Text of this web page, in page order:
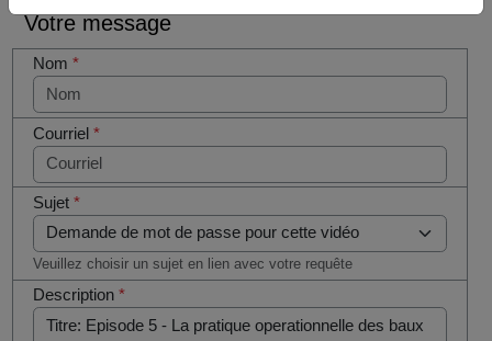
Votre message
Nom*
Courriel*
Sujet*
Veuillez choisir un sujet en lien avec votre requête
Description*
êtes un
humain en
métal
(obligatoire)